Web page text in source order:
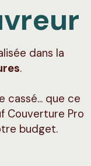
dans la
.
cassé… que ce
Couverture Pro
budget.